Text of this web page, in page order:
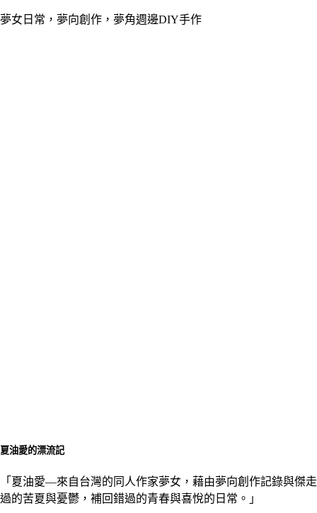
夢女日常，夢向創作，夢角週邊DIY手作
夏油愛的漂流記
「夏油愛––來自台灣的同人作家夢女，藉由夢向創作記錄與傑走
過的苦夏與憂鬱，補回錯過的青春與喜悅的日常。」